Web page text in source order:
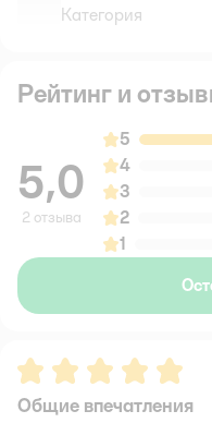
Категория
Рейтинг и
5,0
2 отзыва
5
4
3
2
1
Рейтинг:5
Общие впечатления